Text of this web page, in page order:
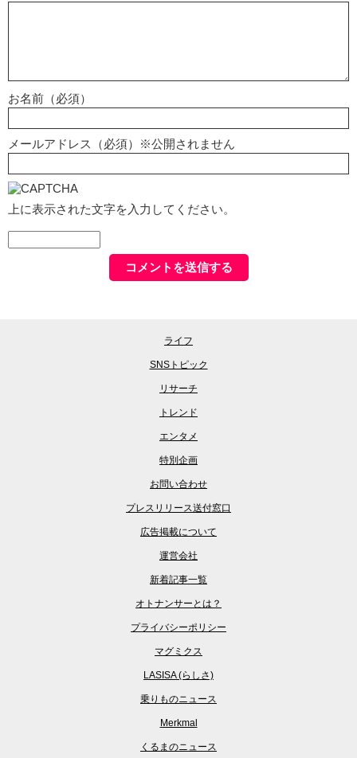
お名前（必須）
メールアドレス（必須）※公開されません
上に表示された文字を入力してください。
ライフ
SNSトピック
リサーチ
トレンド
エンタメ
特別企画
お問い合わせ
プレスリリース送付窓口
広告掲載について
運営会社
新着記事一覧
オトナンサーとは？
プライバシーポリシー
マグミクス
LASISA (らしさ)
乗りものニュース
Merkmal
くるまのニュース